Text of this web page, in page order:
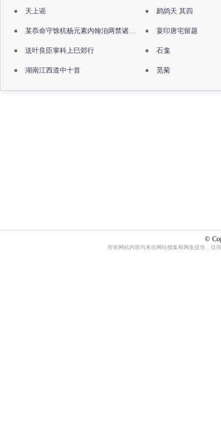
天上谣 鹧鸪天 其四
某忝命守馀杭杨元素内翰洎两禁诸公出祖佛寺 宴印唐宅留题
送叶良臣掌科上巳郊行 石龛
湖南江西道中十首 觅菊
©
所有网站内容均来自网站搜集和网友提供，仅